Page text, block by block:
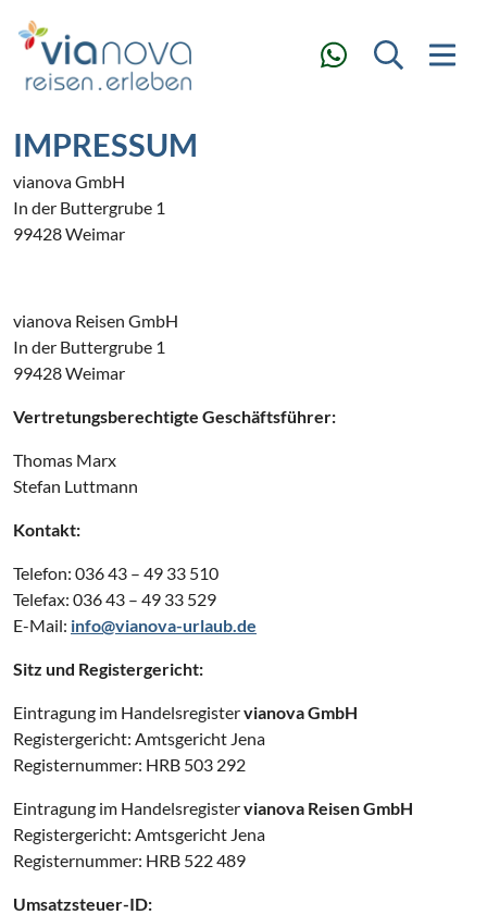
IMPRESSUM
vianova GmbH
In der Buttergrube 1
99428 Weimar
vianova Reisen GmbH
In der Buttergrube 1
99428 Weimar
Vertretungsberechtigte Geschäftsführer:
Thomas Marx
Stefan Luttmann
Kontakt:
Telefon: 036 43 – 49 33 510
Telefax: 036 43 – 49 33 529
E-Mail: info@vianova-urlaub.de
Sitz und Registergericht:
Eintragung im Handelsregistervianova GmbH
Registergericht: Amtsgericht Jena
Registernummer: HRB 503 292
Eintragung im Handelsregistervianova Reisen GmbH
Registergericht: Amtsgericht Jena
Registernummer: HRB 522 489
Umsatzsteuer-ID: